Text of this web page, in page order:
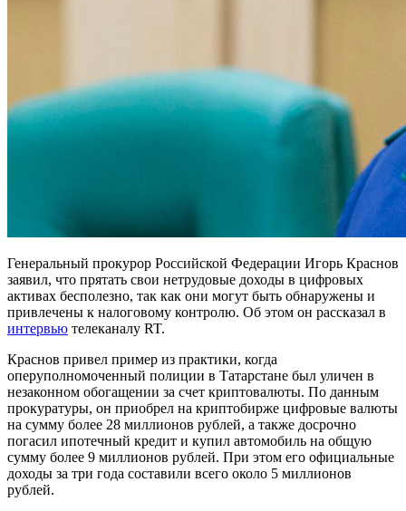
Генеральный прокурор Российской Федерации Игорь Краснов
заявил, что прятать свои нетрудовые доходы в цифровых
активах бесполезно, так как они могут быть обнаружены и
привлечены к налоговому контролю. Об этом он рассказал в
интервью телеканалу RT.
Краснов привел пример из практики, когда
оперуполномоченный полиции в Татарстане был уличен в
незаконном обогащении за счет криптовалюты. По данным
прокуратуры, он приобрел на криптобирже цифровые валюты
на сумму более 28 миллионов рублей, а также досрочно
погасил ипотечный кредит и купил автомобиль на общую
сумму более 9 миллионов рублей. При этом его официальные
доходы за три года составили всего около 5 миллионов
рублей.